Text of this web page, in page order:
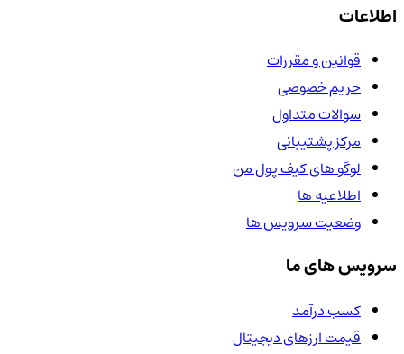
اطلاعات
قوانین و مقررات
حریم خصوصی
سوالات متداول
مرکز پشتیبانی
لوگو های کیف پول من
اطلاعیه ها
وضعیت سرویس ها
سرویس های ما
کسب درآمد
قیمت ارزهای دیجیتال